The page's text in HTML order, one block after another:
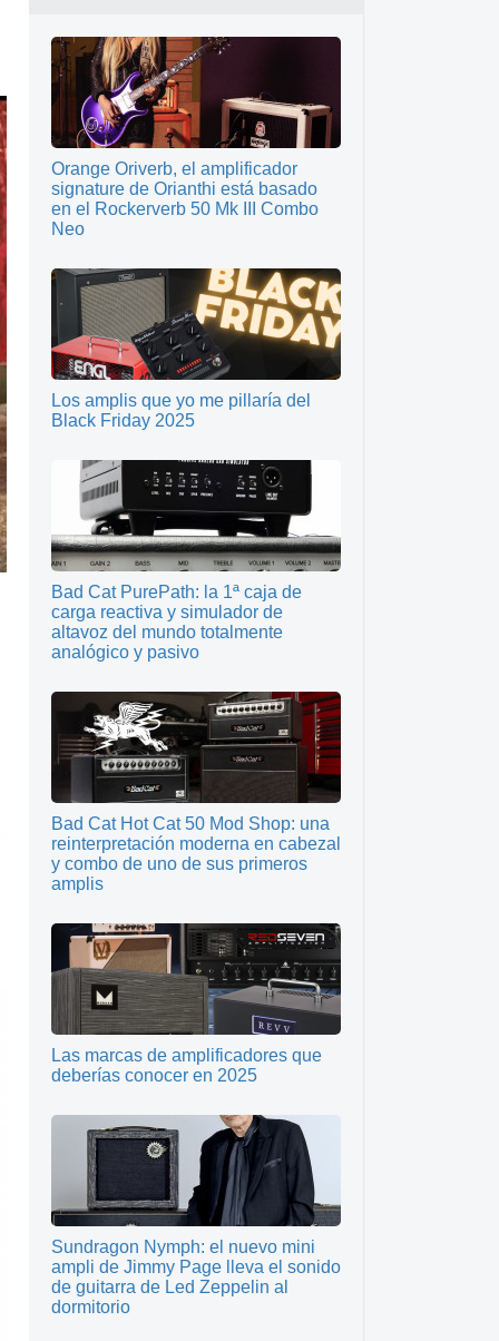
Orange Oriverb, el amplificador
signature de Orianthi está basado
en el Rockerverb 50 Mk III Combo
Neo
Los amplis que yo me pillaría del
Black Friday 2025
Bad Cat PurePath: la 1ª caja de
carga reactiva y simulador de
altavoz del mundo totalmente
analógico y pasivo
Bad Cat Hot Cat 50 Mod Shop: una
reinterpretación moderna en cabezal
y combo de uno de sus primeros
amplis
Las marcas de amplificadores que
deberías conocer en 2025
Sundragon Nymph: el nuevo mini
ampli de Jimmy Page lleva el sonido
de guitarra de Led Zeppelin al
dormitorio